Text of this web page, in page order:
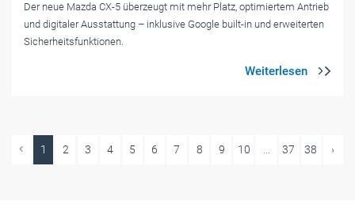
Der neue Mazda CX-5 überzeugt mit mehr Platz, optimiertem Antrieb
und digitaler Ausstattung – inklusive Google built-in und erweiterten
Sicherheitsfunktionen.
1 2 3 4 5 6 7 8 9 10 ... 37 38 ›